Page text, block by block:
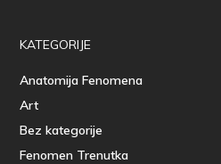
KATEGORIJE
Anatomija Fenomena
Art
Bez kategorije
Fenomen Trenutka